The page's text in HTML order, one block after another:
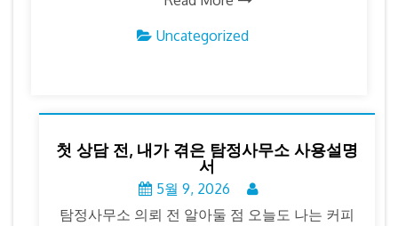
Uncategorized
첫 상담 전, 내가 겪은 탐정사무소 사용설명
서
5월 9, 2026
탐정사무소 의뢰 전 알아둘 점 오늘도 나는 커피